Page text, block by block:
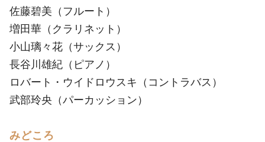
佐藤碧美（フルート）
増田華（クラリネット）
小山璃々花（サックス）
長谷川雄紀（ピアノ）
ロバート・ウイドロウスキ（コントラバス）
武部玲央（パーカッション）
みどころ